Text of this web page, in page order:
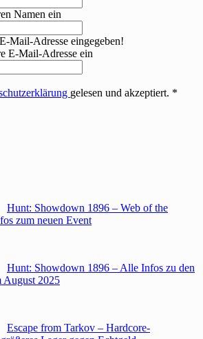
Namen ein
Mail-Adresse eingegeben!
E-Mail-Adresse ein
gelesen und akzeptiert. *
Hunt: Showdown 1896 – Web of the
zum neuen Event
Hunt: Showdown 1896 – Alle Infos zu den
2025
Escape from Tarkov – Hardcore-